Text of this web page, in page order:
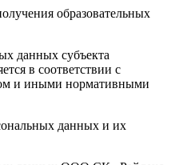
образовательных
данных субъекта
в соответствии с
и иными нормативными
данных и их